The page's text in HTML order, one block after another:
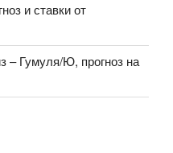
и ставки от
– Гумуля/Ю, прогноз на